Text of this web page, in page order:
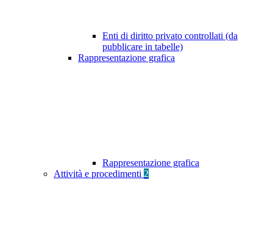
Enti di diritto privato controllati (da
pubblicare in tabelle)
Rappresentazione grafica
Rappresentazione grafica
Attività e procedimenti 2